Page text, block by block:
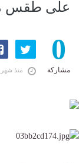
على طقس
0
مشاركة منذ شهر